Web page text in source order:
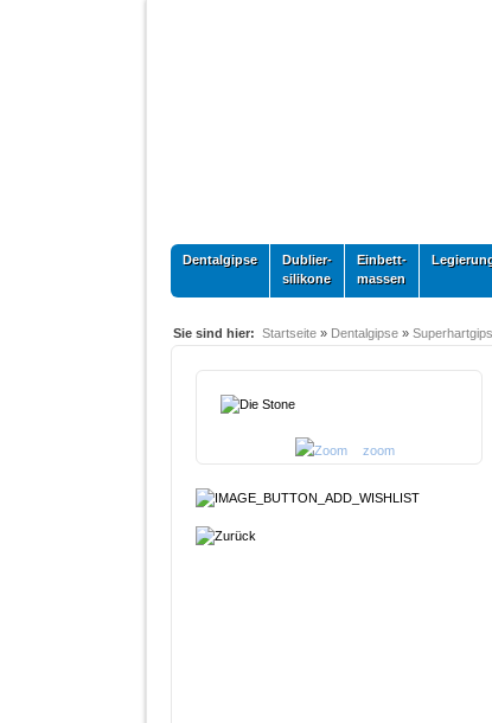
Dentalgipse
Dublier-
silikone
Einbett-
massen
Sie sind hier: Startseite » Dentalgipse »
zoom